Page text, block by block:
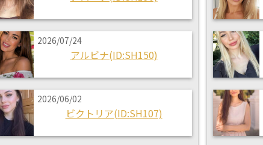
2026/07/24
アルビナ(ID:SH150)
2026/06/02
ビクトリア(ID:SH107)